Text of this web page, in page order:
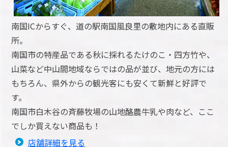
南国ICからすぐ、道の駅南国風良里の敷地内にある直販
所。
南国市の特産品である秋に採れるたけのこ・四方竹や、
山菜など中山間地域ならではの品が並び、地元の方には
もちろん、県外からの観光客にも安くて新鮮と好評で
す。
南国市白木谷の斉藤牧場の山地酪農牛乳や肉など、ここ
でしか買えない商品も！
店舗詳細を見る